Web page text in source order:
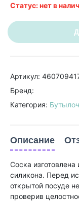
Статус: нет в
Артикул:
Бренд:
Категория:
Описание
Соска
силикона. Перед
открытой посуде
проверив